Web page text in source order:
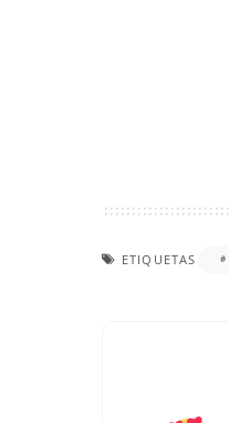
ETIQUETAS